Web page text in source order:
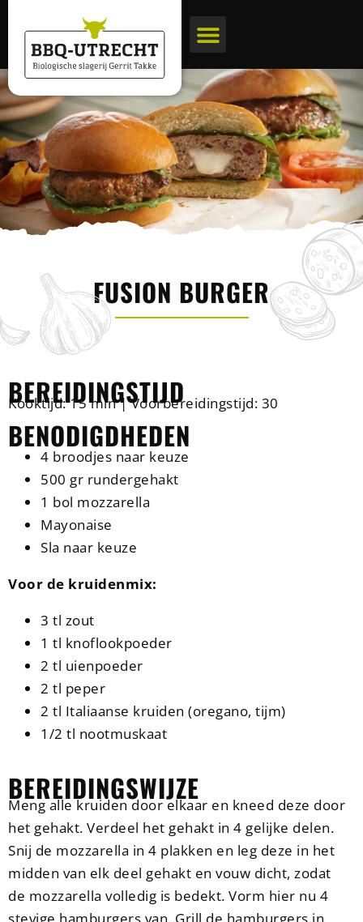
FUSION BURGER
BEREIDINGSWIJZE
Meng alle kruiden door elkaar en kneed deze door
het gehakt. Verdeel het gehakt in 4 gelijke delen.
Snij de mozzarella in 4 plakken en leg deze in het
midden van elk deel gehakt en vouw dicht, zodat
de mozzarella volledig is bedekt. Vorm hier nu 4
BEREIDINGSTIJD
Kooktijd: 15 min | Voorbereidingstijd: 30
BENODIGDHEDEN
4 broodjes naar keuze
500 gr rundergehakt
1 bol mozzarella
Mayonaise
Sla naar keuze
Voor de kruidenmix:
3 tl zout
1 tl knoflookpoeder
2 tl uienpoeder
2 tl peper
2 tl Italiaanse kruiden (oregano, tijm)
1/2 tl nootmuskaat